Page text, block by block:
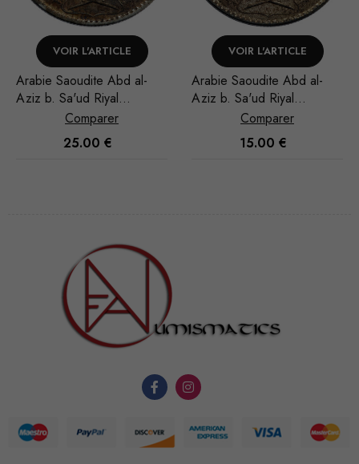
VOIR L'ARTICLE
Arabie Saoudite Abd al-
Aziz b. Sa'ud Riyal
1948/AH 1367
Comparer
15.00€
VOIR L'ARTICLE
Arabie Saoudite Abd al-
Aziz b. Sa'ud Riyal
1951/AH 1370
Comparer
40.00€
nécessaires au
Statistiques